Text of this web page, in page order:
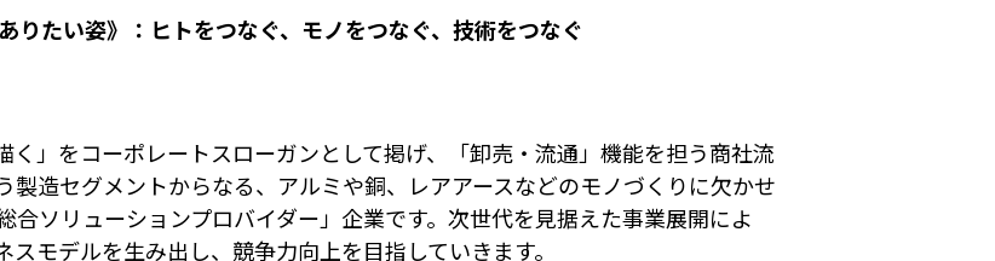
りたい姿》：ヒトをつなぐ、モノをつなぐ、技術をつなぐ
く」をコーポレートスローガンとして掲げ、「卸売・流通」機能を担う商社流
製造セグメントからなる、アルミや銅、レアアースなどのモノづくりに欠かせ
合ソリューションプロバイダー」企業です。次世代を見据えた事業展開によ
モデルを生み出し、競争力向上を目指していきます。